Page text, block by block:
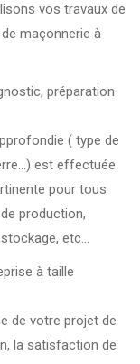
vos travaux de
maçonnerie à
préparation
( type de
est effectuée
pour tous
production,
etc…
à taille
de votre projet de
la satisfaction de